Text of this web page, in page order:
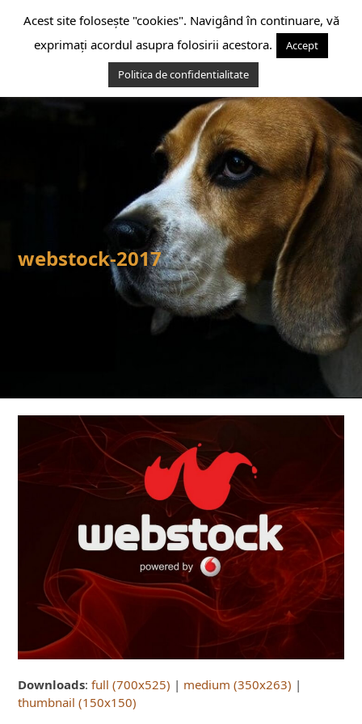
content
Open
mobile
menu
Close
mobile
menu
webstock-2017
Downloads:full (700x525) | medium (350x263) |
thumbnail (150x150)
Acest site folosește "cookies". Navigând în continuare, vă
exprimați acordul asupra folosirii acestora.
Accept
Politica de confidentialitate